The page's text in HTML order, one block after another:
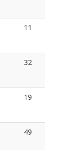
11
32
19
49